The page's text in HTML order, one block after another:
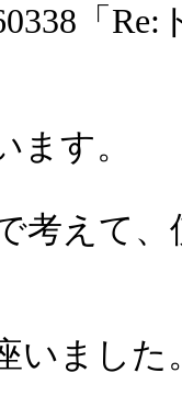
「
ます。
考えて
いました